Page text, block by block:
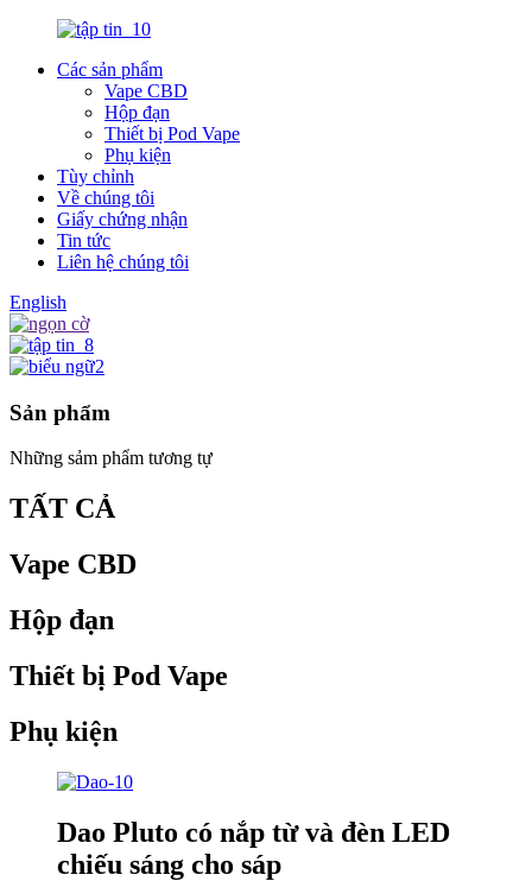
Các sản phẩm
Vape CBD
Hộp đạn
Thiết bị Pod Vape
Phụ kiện
Tùy chỉnh
Về chúng tôi
Giấy chứng nhận
Tin tức
Liên hệ chúng tôi
English
Sản phẩm
Những sảm phẩm tương tự
TẤT CẢ
Vape CBD
Hộp đạn
Thiết bị Pod Vape
Phụ kiện
Dao Pluto có nắp từ và đèn LED
chiếu sáng cho sáp